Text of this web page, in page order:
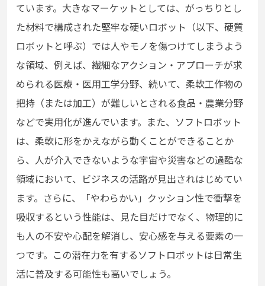
ています。大きなマーケットとしては、がっちりとし
た材料で構成された堅牢な硬いロボット（以下、硬質
ロボットと呼ぶ）では人やモノを傷つけてしまうよう
な領域、例えば、繊細なアクション・アプローチが求
められる医療・医用工学分野、続いて、柔軟工作物の
把持（または加工）が難しいとされる食品・農業分野
などで実用化が進んでいます。また、ソフトロボット
は、柔軟に形をかえながら動くことができることか
ら、人が介入できないような宇宙や災害などの過酷な
領域において、ビジネスの活路が見出されはじめてい
ます。さらに、「やわらかい」クッション性で衝撃を
吸収するという性能は、見た目だけでなく、物理的に
も人の不安や心配を解消し、安心感を与える要素の一
つです。この潜在力を有するソフトロボットは日常生
活に普及する可能性も高いでしょう。